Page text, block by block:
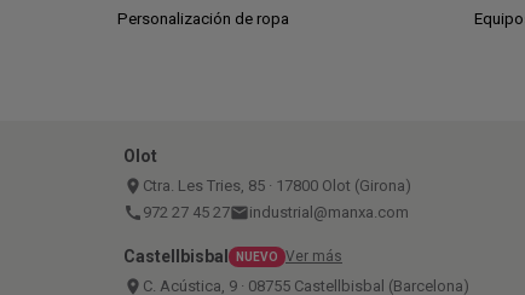
Personalización de ropa
Olot
place Ctra. Les Tries, 85 · 17800 Olot (Girona)
call 972 27 45 27emailindustrial@manxa.com
Castellbisbal NUEVO Ver más
place C. Acústica, 9 · 08755 Castellbisbal (Barcelona)